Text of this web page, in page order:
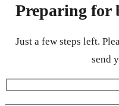
Preparing for
Just a few steps left.
send